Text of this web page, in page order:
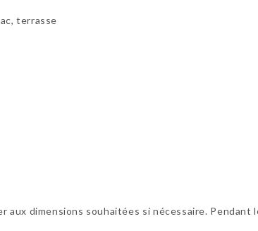
terrasse
dimensions souhaitées si nécessaire.